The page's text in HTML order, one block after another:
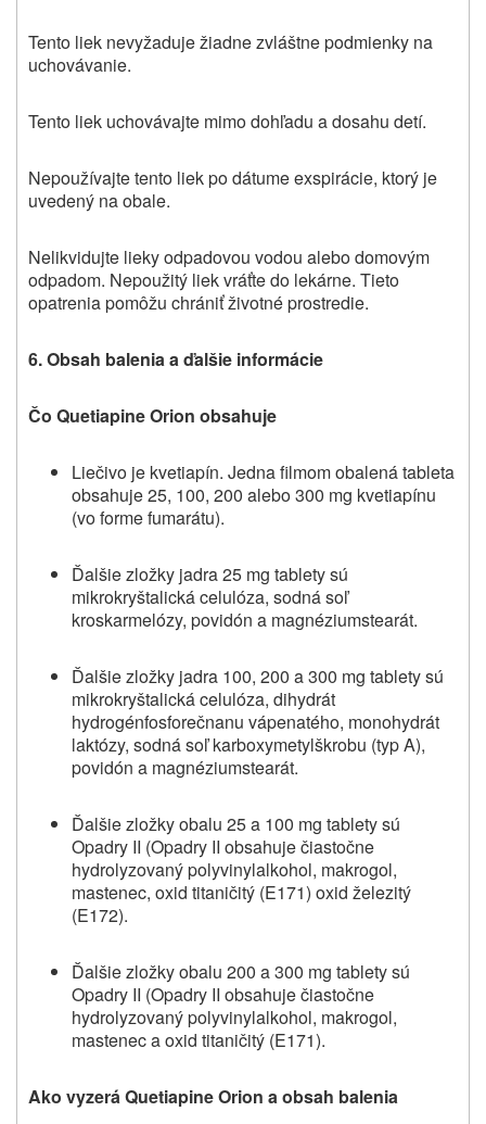
Tento liek nevyžaduje žiadne zvláštne podmienky na
uchovávanie.
Tento liek uchovávajte mimo dohľadu a dosahu detí.
Nepoužívajte tento liek po dátume exspirácie, ktorý je
uvedený na obale.
Nelikvidujte lieky odpadovou vodou alebo domovým
odpadom. Nepoužitý liek vráťte do lekárne. Tieto
opatrenia pomôžu chrániť životné prostredie.
6.Obsah balenia a ďalšie informácie
Čo Quetiapine Orion obsahuje
Liečivo je kvetiapín. Jedna filmom obalená tableta
obsahuje 25, 100, 200 alebo 300 mg kvetiapínu
(vo forme fumarátu).
Ďalšie zložky jadra 25 mg tablety sú
mikrokryštalická celulóza, sodná soľ
kroskarmelózy, povidón a magnéziumstearát.
Ďalšie zložky jadra 100, 200 a 300 mg tablety sú
mikrokryštalická celulóza, dihydrát
hydrogénfosforečnanu vápenatého, monohydrát
laktózy, sodná soľ karboxymetylškrobu (typ A),
povidón a magnéziumstearát.
Ďalšie zložky obalu 25 a 100 mg tablety sú
Opadry II (Opadry II obsahuje čiastočne
hydrolyzovaný polyvinylalkohol, makrogol,
mastenec, oxid titaničitý (E171) oxid železitý
(E172).
Ďalšie zložky obalu 200 a 300 mg tablety sú
Opadry II (Opadry II obsahuje čiastočne
hydrolyzovaný polyvinylalkohol, makrogol,
mastenec a oxid titaničitý (E171).
Ako vyzerá Quetiapine Orion a obsah balenia